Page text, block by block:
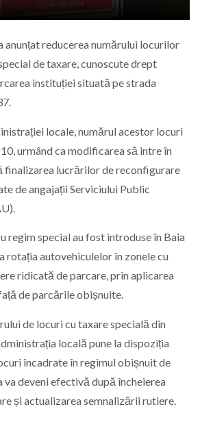
anunțat reducerea numărului locurilor
de taxare, cunoscute drept
instituției situată pe strada
locale, numărul acestor locuri
urmând ca modificarea să intre în
finalizarea lucrărilor de reconfigurare
de angajații Serviciului Public
regim special au fost introduse în Baia
rotația autovehiculelor în zonele cu
ridicată de parcare, prin aplicarea
de parcările obișnuite.
de locuri cu taxare specială din
locală pune la dispoziția
încadrate în regimul obișnuit de
deveni efectivă după încheierea
și actualizarea semnalizării rutiere.